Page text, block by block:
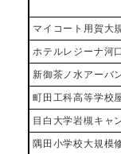
マイコート用賀大
ホテルレジーナ河
新御茶ノ水アーバ
町田工科高等学校
目白大学岩槻キャ
隅田小学校大規模